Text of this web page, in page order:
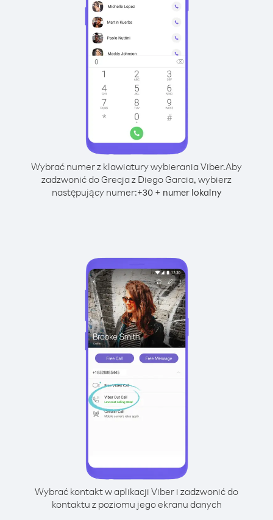
Wybrać numer z klawiatury wybierania Viber.Aby
zadzwonić do Grecja z Diego Garcia, wybierz
następujący numer:+30+ numer lokalny
Wybrać kontakt w aplikacji Viber i zadzwonić do
kontaktu z poziomu jego ekranu danych